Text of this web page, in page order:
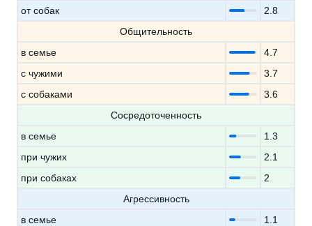
от собак
2.8
Общительность
в семье
4.7
с чужими
3.7
с собаками
3.6
Сосредоточенность
в семье
1.3
при чужих
2.1
при собаках
2
Агрессивность
в семье
1.1